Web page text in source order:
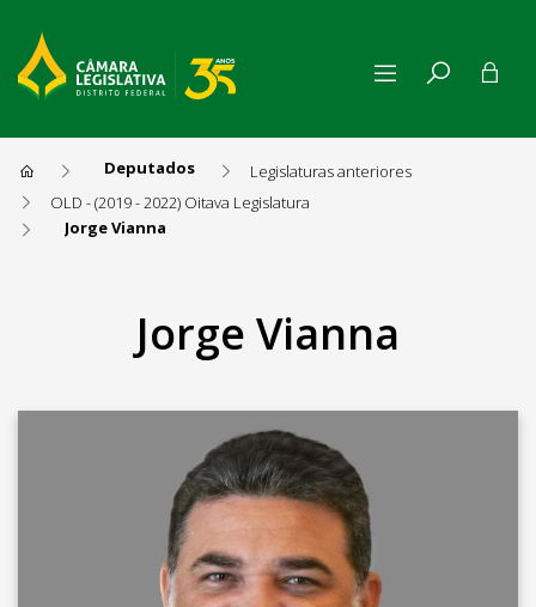
Deputados
Legislaturas anteriores
OLD - (2019 - 2022) Oitava Legislatura
Jorge Vianna
Jorge Vianna